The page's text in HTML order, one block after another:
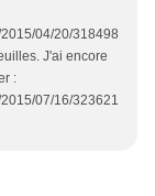
04/20/318498
J'ai encore
:
07/16/323621